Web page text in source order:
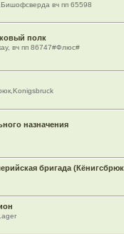
вч пп 65598
полк
вч пп 86747#Флюс#
назначения
бригада